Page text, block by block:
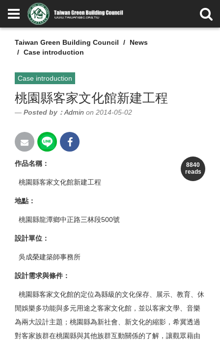
Taiwan Green Building Council
News
Case introduction
Case introduction
桃園縣客家文化館新建工程
Posted by： Admin on 2014-05-02
8840
reads
作品名稱 ：
桃園縣客家文化館新建工程
地點 ：
桃園縣龍潭鄉中正路三林段500號
設計單位 ：
吳成榮建築師事務所
設計需求與條件 ：
桃園縣客家文化館的定位為縣級的文化保存、展示、教育、休
閒娛樂多功能與多元用途之客家文化館，並以客家文學、音樂
為兩大設計主題；桃園縣為新社會、新文化的縮影，希冀透過
對客家族群在桃園縣與其他族群互動關係的了解，讓觀眾藉由